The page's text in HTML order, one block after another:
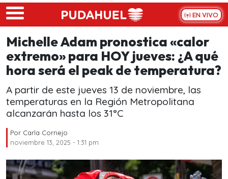
Skip to main content
EN VIVO
Michelle Adam pronostica «calor
extremo» para HOY jueves: ¿A qué
hora será el peak de temperatura?
A partir de este jueves 13 de noviembre, las
temperaturas en la Región Metropolitana
alcanzarán hasta los 31°C
Por Carla Cornejo
noviembre 13, 2025 - 1:31 pm